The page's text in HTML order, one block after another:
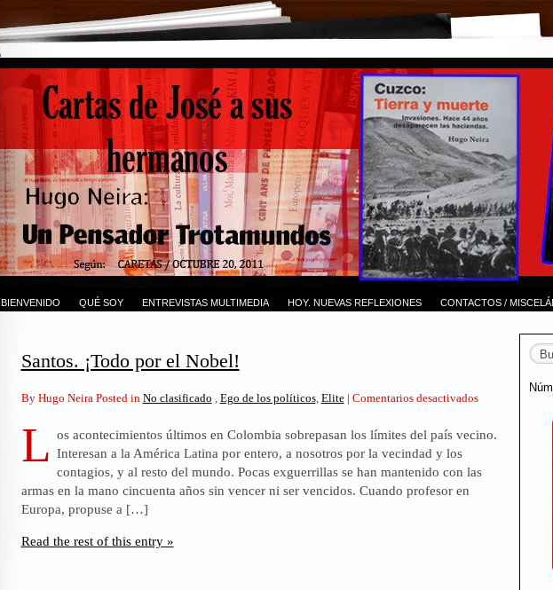
BIENVENIDO QUÉ SOY ENTREVISTAS MULTIMEDIA HOY. NUEVAS REFLEXIONES CONTACTOS /
Santos. ¡Todo por el Nobel!
By Hugo Neira Posted in No clasificado , Ego de los políticos, Elite | Comentarios desactivadosen
¡Todo
el
L os acontecimientos últimos en Colombia sobrepasan los límites del país vecino.
Interesan a la América Latina por entero, a nosotros por la vecindad y los
contagios, y al resto del mundo. Pocas exguerrillas se han mantenido con las
armas en la mano cincuenta años sin vencer ni ser vencidos. Cuando profesor en
Europa, propuse a […]
Read the rest of this entry »